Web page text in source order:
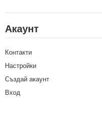
Акаунт
Контакти
Настройки
Създай акаунт
Вход